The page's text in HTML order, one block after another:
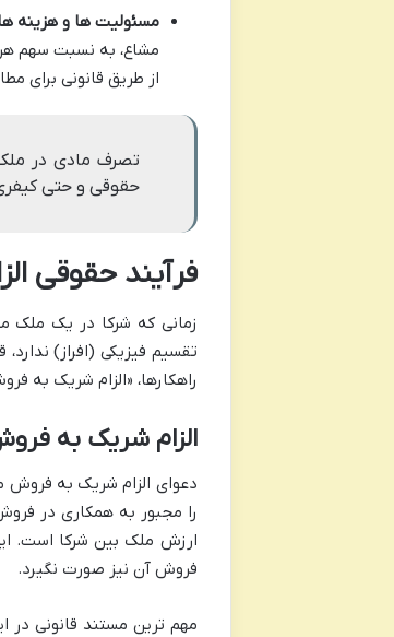
مسئولیت ها و هزینه
مشاع، به نسبت سهم هر
از طریق قانونی برای
تصرف مادی در
حقوقی و حتی
فرآیند حقوقی
زمانی که شرکا در یک ملک
تقسیم فیزیکی (افراز)
راهکارها، «الزام شریک به
الزام شریک به
دعوای الزام شریک به فروش
را مجبور به همکاری در
ارزش ملک بین شرکا است.
فروش آن نیز صورت نگیرد.
مهم ترین مستند قانونی در